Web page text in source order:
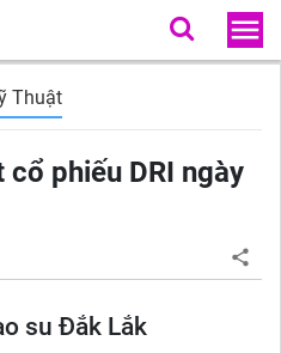
Thuật
phiếu DRI ngày
su Đắk Lắk